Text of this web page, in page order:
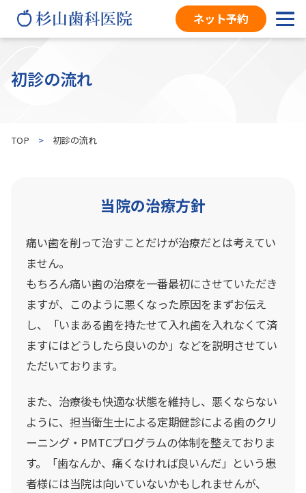
ネット予約
初診の流れ
設備紹介
最新情報
今月の診療カレンダー
初診の流れ
TOP > 初診の流れ
当院の治療方針
痛い歯を削って治すことだけが治療だとは考えてい
ません。
もちろん痛い歯の治療を一番最初にさせていただき
ますが、このように悪くなった原因をまずお伝え
し、「いまある歯を持たせて入れ歯を入れなくて済
ますにはどうしたら良いのか」などを説明させてい
ただいております。
また、治療後も快適な状態を維持し、悪くならない
ように、担当衛生士による定期健診による歯のクリ
ーニング・PMTCプログラムの体制を整えておりま
す。「歯なんか、痛くなければ良いんだ」という患
者様には当院は向いていないかもしれませんが、